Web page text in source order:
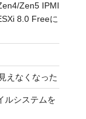
Zen5 IPMI
8.0 Freeに
えなくなった
ルシステムを